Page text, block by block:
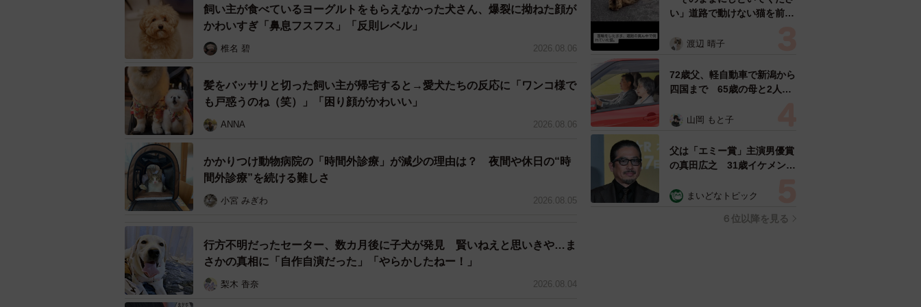
飼い主が食べているヨーグルトをもらえなかった犬さん、爆裂に拗ねた顔が
かわいすぎ「鼻息フスフス」「反則レベル」
椎名 碧 2026.08.06
髪をバッサリと切った飼い主が帰宅すると→愛犬たちの反応に「ワンコ様で
も戸惑うのね（笑）」「困り顔がかわいい」
ANNA 2026.08.06
かかりつけ動物病院の「時間外診療」が減少の理由は？ 夜間や休日の“時
間外診療”を続ける難しさ
小宮 みぎわ 2026.08.05
行方不明だったセーター、数カ月後に子犬が発見 賢いねえと思いきや…ま
さかの真相に「自作自演だった」「やらかしたねー！」
梨木 香奈 2026.08.04
い」道路で動けない猫を前に
ようとした4日間 「命の重
表の訴え
渡辺 晴子
72歳父、軽自動車で新潟から
四国まで 65歳の母と2人で
憩まで分刻み… 「大学生で
山岡 もと子
父は「エミー賞」主演男優賞
の真田広之 31歳イケメン俳
「ガチヒロさんそっくり」
まいどなトピック
６位以降を見る